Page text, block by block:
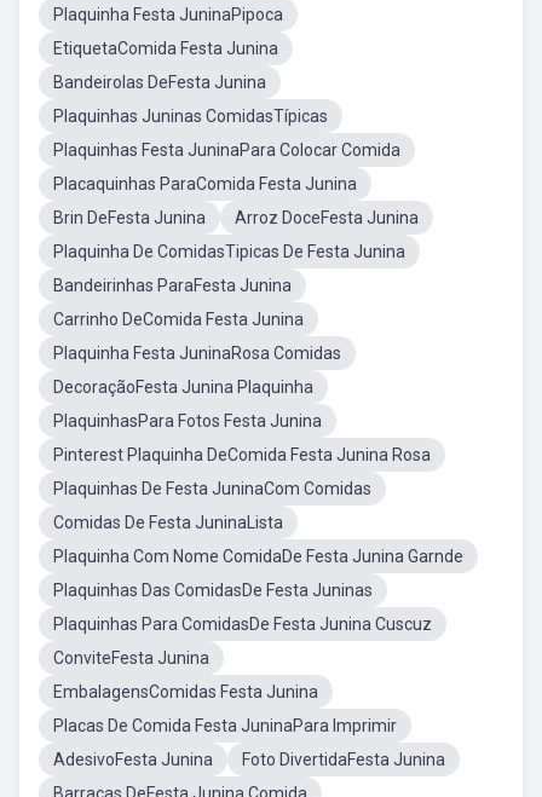
Plaquinha Festa JuninaPipoca
EtiquetaComida Festa Junina
Bandeirolas DeFesta Junina
Plaquinhas Juninas ComidasTípicas
Plaquinhas Festa JuninaPara Colocar Comida
Placaquinhas ParaComida Festa Junina
Brin DeFesta Junina
Arroz DoceFesta Junina
Plaquinha De ComidasTipicas De Festa Junina
Bandeirinhas ParaFesta Junina
Carrinho DeComida Festa Junina
Plaquinha Festa JuninaRosa Comidas
DecoraçãoFesta Junina Plaquinha
PlaquinhasPara Fotos Festa Junina
Pinterest Plaquinha DeComida Festa Junina Rosa
Plaquinhas De Festa JuninaCom Comidas
Comidas De Festa JuninaLista
Plaquinha Com Nome ComidaDe Festa Junina Garnde
Plaquinhas Das ComidasDe Festa Juninas
Plaquinhas Para ComidasDe Festa Junina Cuscuz
ConviteFesta Junina
EmbalagensComidas Festa Junina
Placas De Comida Festa JuninaPara Imprimir
AdesivoFesta Junina
Foto DivertidaFesta Junina